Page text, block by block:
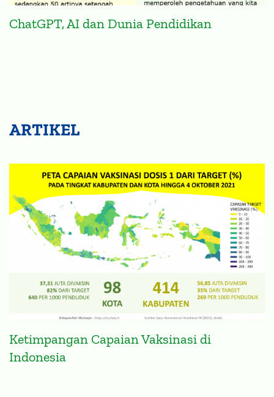
ChatGPT, AI dan Dunia Pendidikan
Ketimpangan Capaian Vaksinasi di
Indonesia